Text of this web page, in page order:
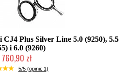
Plus Silver Line 5.0 (9250), 5.5
i 6.0 (9260)
760,90 zł
(wysyłka w 24h)
5/5 (opinii: 1)